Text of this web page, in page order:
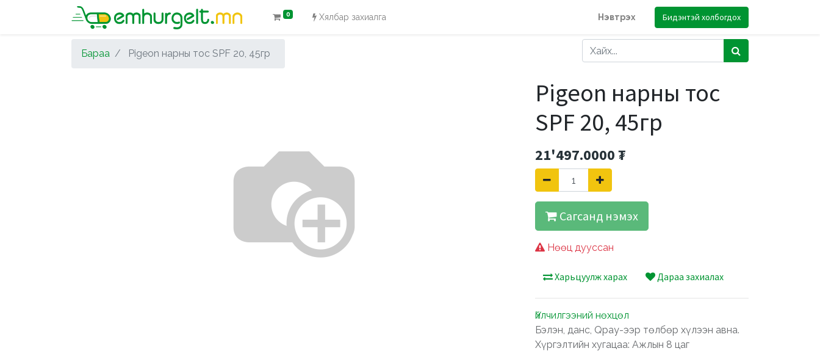
0 Хялбар захиалга Нэвтрэх Бидэнтэй холбогдох
Бараа Pigeon нарны тос SPF 20, 45гр
Pigeon нарны тос
SPF 20, 45гр
21'497.0000₮
Сагсанд нэмэх
Нөөц дууссан
Харьцуулж харах Дараа захиалах
Үйлчилгээний нөхцөл
Бэлэн, данс, Qpay-ээр төлбөр хүлээн авна.
Хүргэлтийн хугацаа: Ажлын 8 цаг